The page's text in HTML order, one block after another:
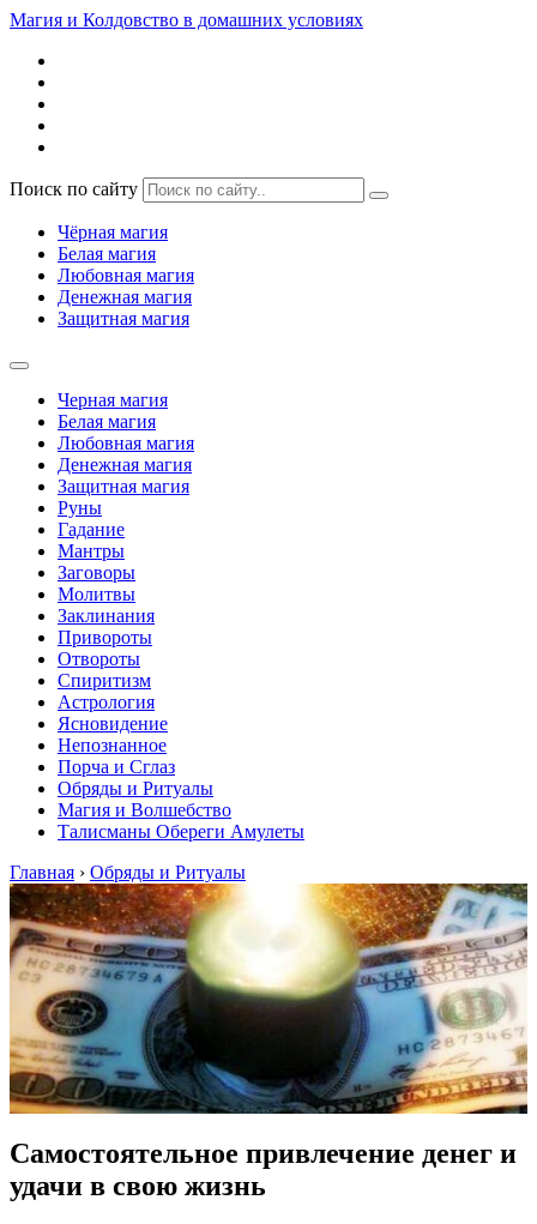
Магия и Колдовство в домашних условиях
Поиск по сайту
Чёрная магия
Белая магия
Любовная магия
Денежная магия
Защитная магия
Черная магия
Белая магия
Любовная магия
Денежная магия
Защитная магия
Руны
Гадание
Мантры
Заговоры
Молитвы
Заклинания
Привороты
Отвороты
Спиритизм
Астрология
Ясновидение
Непознанное
Порча и Сглаз
Обряды и Ритуалы
Магия и Волшебство
Талисманы Обереги Амулеты
Главная › Обряды и Ритуалы
Самостоятельное привлечение денег и
удачи в свою жизнь